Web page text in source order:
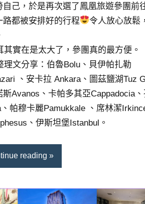
自己，於是再次選了鳳凰旅遊參團前
路都被安排好的行程
令人放心放鬆
其實在是太大了，參團真的最方便。
理文分享：伯魯Bolu、貝伊帕扎勒
、安卡拉 Ankara、圖茲鹽湖Tuz
斯Avanos、卡帕多其亞Cappadocia
帕穆卡麗Pamukkale 、席林潔
、伊斯坦堡Istanbul。
reading